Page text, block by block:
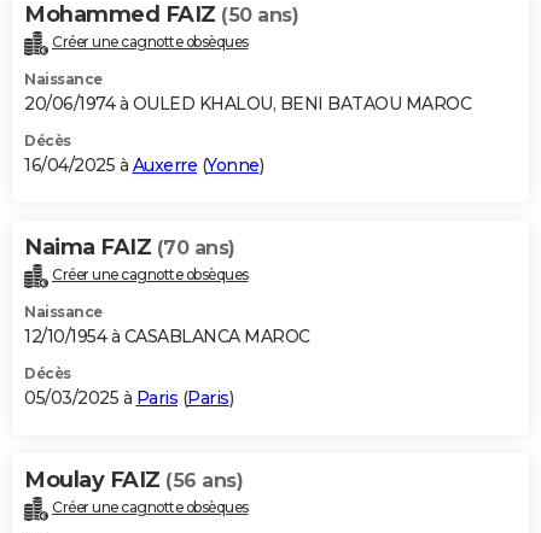
Mohammed FAIZ (50 ans)
Créer une cagnotte obsèques
Naissance
20/06/1974 à OULED KHALOU, BENI BATAOU MAROC
Décès
16/04/2025 à Auxerre (Yonne)
Naima FAIZ (70 ans)
Créer une cagnotte obsèques
Naissance
12/10/1954 à CASABLANCA MAROC
Décès
05/03/2025 à Paris (Paris)
Moulay FAIZ (56 ans)
Créer une cagnotte obsèques